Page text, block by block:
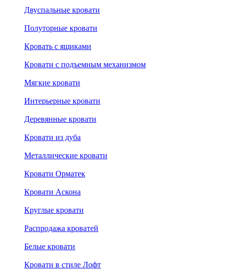
Двуспальные кровати
Полуторные кровати
Кровать с ящиками
Кровати с подъемным механизмом
Мягкие кровати
Интерьерные кровати
Деревянные кровати
Кровати из дуба
Металлические кровати
Кровати Орматек
Кровати Аскона
Круглые кровати
Распродажа кроватей
Белые кровати
Кровати в стиле Лофт